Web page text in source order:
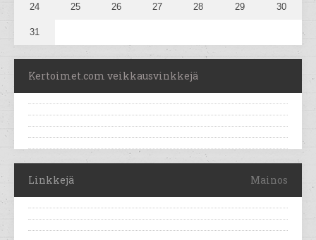
24 25 26 27 28 29 30
31
Kertoimet.com veikkausvinkkejä
Linkkejä Mainos